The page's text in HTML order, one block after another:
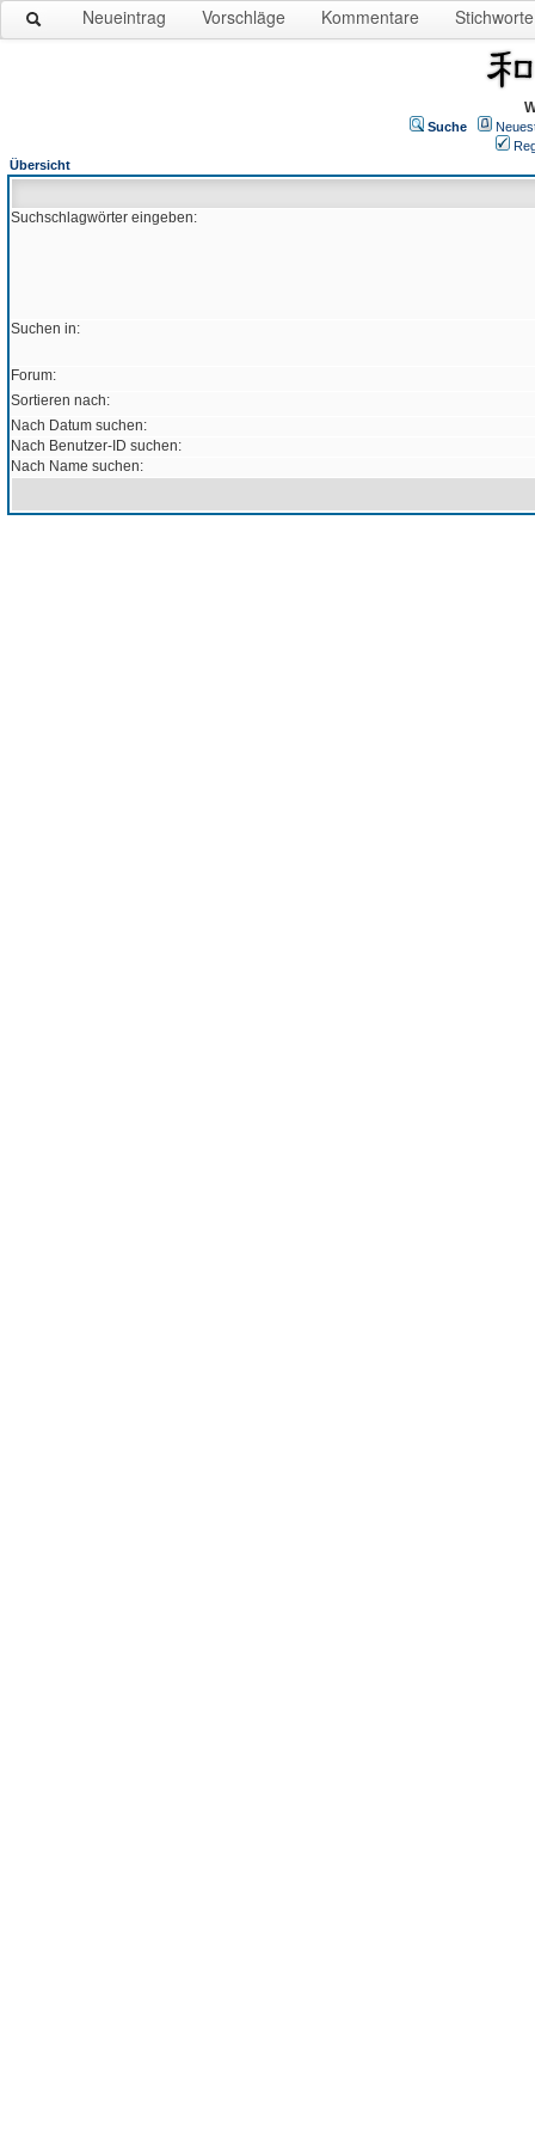
Neueintrag Vorschläge Kommentare Stichworte
Suche
Übersicht
Suchschlagwörter eingeben:
Suchen in:
Forum:
Sortieren nach:
Nach Datum suchen:
Nach Benutzer-ID suchen:
Nach Name suchen: